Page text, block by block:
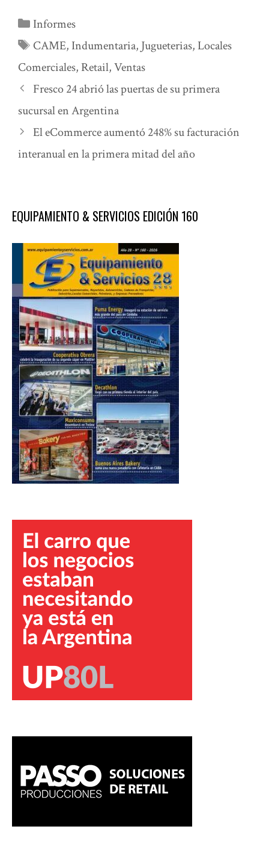
Categorías
Informes
Etiquetas
CAME, Indumentaria, Jugueterias,Locales
Comerciales, Retail,Ventas
Fresco 24 abrió las puertas de su primera
sucursal en Argentina
El eCommerce aumentó 248% su facturación
interanual en la primera mitad del año
EQUIPAMIENTO & SERVICIOS EDICIÓN 160